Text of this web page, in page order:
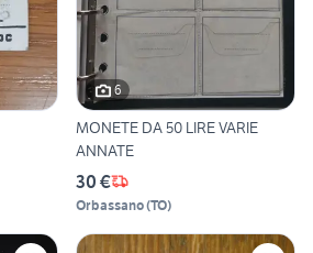
6
MONETE DA 50 LIRE VARIE
ANNATE
30 €
Orbassano(TO)